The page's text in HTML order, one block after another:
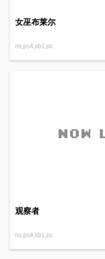
女巫布莱尔
ns,ps4,xb1,pc
观察者
ns,ps4,xb1,pc